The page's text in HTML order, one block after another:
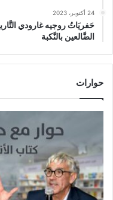
24 أكتوبر، 2023
حَفريَاتُ روجيه غارودي
الضَّالعين بالنَّكبة
حوارات